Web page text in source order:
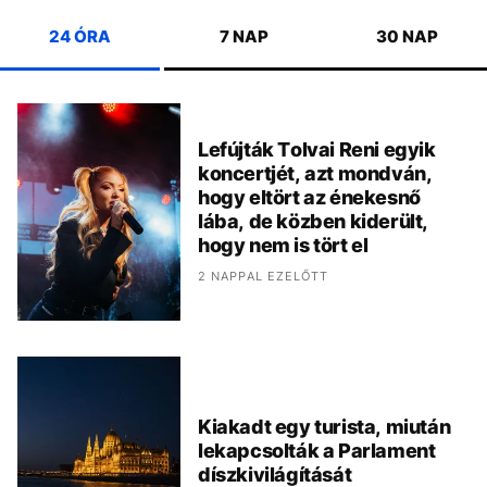
24 ÓRA 7 NAP 30 NAP
Lefújták Tolvai Reni egyik
koncertjét, azt mondván,
hogy eltört az énekesnő
lába, de közben kiderült,
hogy nem is tört el
2 NAPPAL EZELŐTT
Kiakadt egy turista, miután
lekapcsolták a Parlament
díszkivilágítását